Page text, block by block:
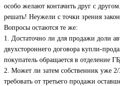
особо желают контачить друг с
решать! Неужели с точки зрения
Вопросы остаются те же:
1. Достаточно ли для продажи доли
двухстороннего договора купли-
покупатель обращается в отделение
2. Может ли затем собственник уже
требовать от третьего продажи